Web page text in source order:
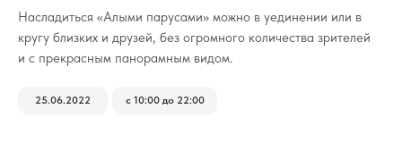
Насладиться «Алыми парусами» можно в уединении или в
кругу близких и друзей, без огромного количества зрителей
и с прекрасным панорамным видом.
25.06.2022 с 10:00 до 22:00